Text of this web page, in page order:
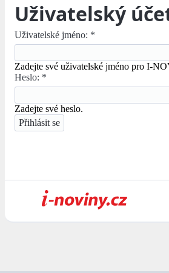
Uživatelský
Uživatelské jméno: *
Zadejte své uživatelské jméno pro I-
Heslo: *
Zadejte své heslo.